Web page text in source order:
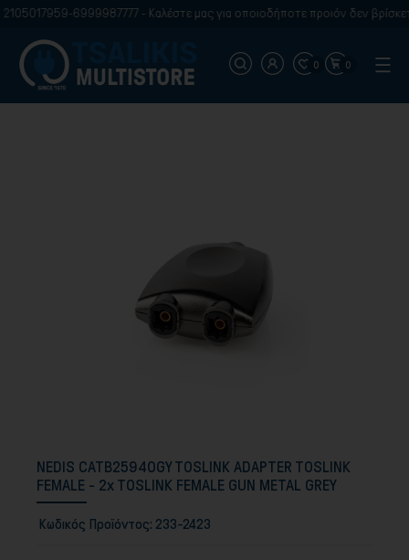
6999987777 - Καλέστε μας για οποιοδήποτε προιόν δεν
0 0
NEDIS CATB25940GY TOSLINK ADAPTER TOSLINK
FEMALE - 2x TOSLINK FEMALE GUN METAL GREY
Κωδικός Προϊόντος: 233-2423